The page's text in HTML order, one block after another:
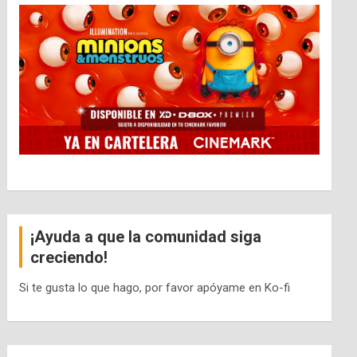
¡Ayuda a que la comunidad siga
creciendo!
Si te gusta lo que hago, por favor apóyame en Ko-fi